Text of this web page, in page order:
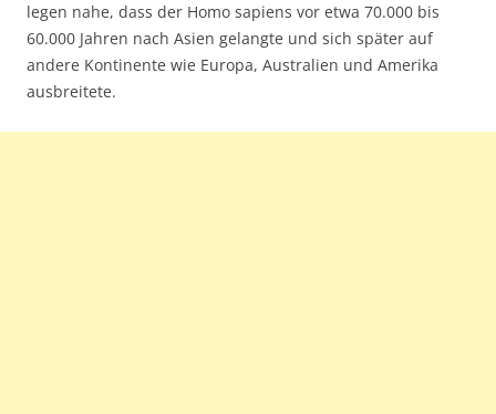
legen nahe, dass der Homo sapiens vor etwa 70.000 bis
60.000 Jahren nach Asien gelangte und sich später auf
andere Kontinente wie Europa, Australien und Amerika
ausbreitete.